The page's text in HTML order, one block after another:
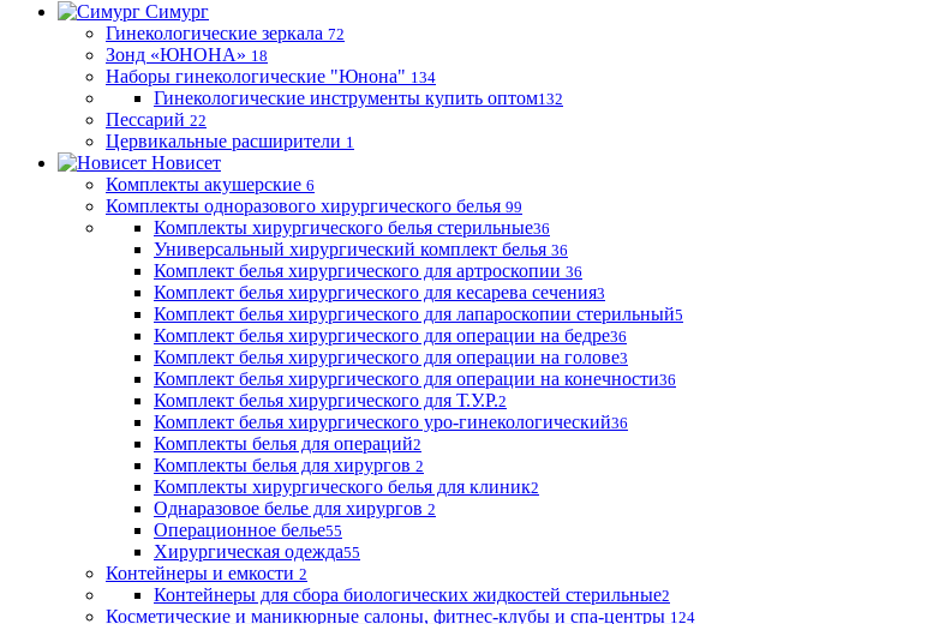
Симург
Гинекологические зеркала 72
Зонд «ЮНОНА» 18
Наборы гинекологические "Юнона" 134
Гинекологические инструменты купить оптом132
Пессарий 22
Цервикальные расширители 1
Новисет
Комплекты акушерские 6
Комплекты одноразового хирургического белья 99
Комплекты хирургического белья стерильные36
Универсальный хирургический комплект белья 36
Комплект белья хирургического для артроскопии 36
Комплект белья хирургического для кесарева сечения3
Комплект белья хирургического для лапароскопии стерильный5
Комплект белья хирургического для операции на бедре36
Комплект белья хирургического для операции на голове3
Комплект белья хирургического для операции на конечности36
Комплект белья хирургического для Т.У.Р.2
Комплект белья хирургического уро-гинекологический36
Комплекты белья для операций2
Комплекты белья для хирургов 2
Комплекты хирургического белья для клиник2
Однаразовое белье для хирургов 2
Операционное белье55
Хирургическая одежда55
Контейнеры и емкости 2
Контейнеры для сбора биологических жидкостей стерильные2
Косметические и маникюрные салоны, фитнес-клубы и спа-центры 124